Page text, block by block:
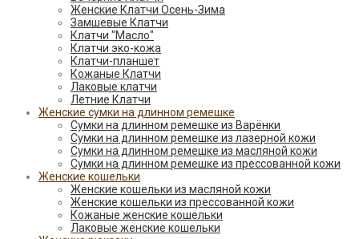
Женские Клатчи Осень-Зима
Замшевые Клатчи
Клатчи "Масло"
Клатчи эко-кожа
Клатчи-планшет
Кожаные Клатчи
Лаковые клатчи
Летние Клатчи
Женские сумки на длинном ремешке
Сумки на длинном ремешке из Варёнки
Сумки на длинном ремешке из лазерной кожи
Сумки на длинном ремешке из масляной кожи
Сумки на длинном ремешке из прессованной кожи
Женские кошельки
Женские кошельки из масляной кожи
Женские кошельки из прессованной кожи
Кожаные женские кошельки
Лаковые женские кошельки